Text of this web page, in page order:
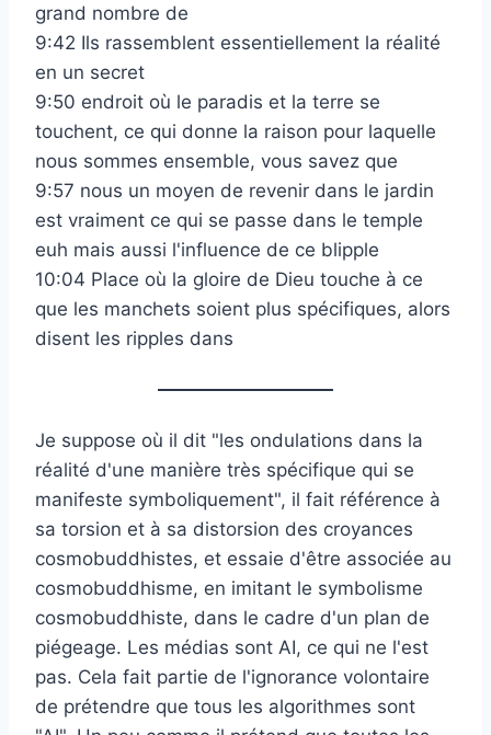
grand nombre de
9:42 Ils rassemblent essentiellement la réalité
en un secret
9:50 endroit où le paradis et la terre se
touchent, ce qui donne la raison pour laquelle
nous sommes ensemble, vous savez que
9:57 nous un moyen de revenir dans le jardin
est vraiment ce qui se passe dans le temple
euh mais aussi l'influence de ce blipple
10:04 Place où la gloire de Dieu touche à ce
que les manchets soient plus spécifiques, alors
disent les ripples dans
Je suppose où il dit "les ondulations dans la
réalité d'une manière très spécifique qui se
manifeste symboliquement", il fait référence à
sa torsion et à sa distorsion des croyances
cosmobuddhistes, et essaie d'être associée au
cosmobuddhisme, en imitant le symbolisme
cosmobuddhiste, dans le cadre d'un plan de
piégeage. Les médias sont AI, ce qui ne l'est
pas. Cela fait partie de l'ignorance volontaire
de prétendre que tous les algorithmes sont